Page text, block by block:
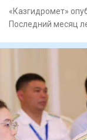
«Казгидромет»
Последний месяц